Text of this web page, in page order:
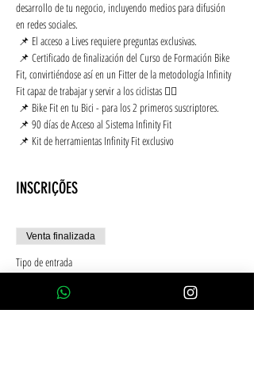
desarrollo de tu negocio, incluyendo medios para difusión
en redes sociales.
📌 El acceso a Lives requiere preguntas exclusivas.
Fit, convirtiéndose así en un Fitter de la metodología Infinity
Fit capaz de trabajar y servir a los ciclistas 🚴‍♂️
📌 Bike Fit en tu Bici - para los 2 primeros suscriptores.
📌 90 días de Acceso al Sistema Infinity Fit
📌 Kit de herramientas Infinity Fit exclusivo
INSCRIÇÕES
Venta finalizada
Tipo de entrada
10x Tarjeta de crédito sin intereses
Leer más